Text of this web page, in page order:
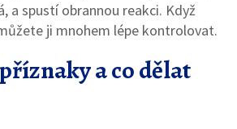
a spustí obrannou reakci. Když
ji mnohem lépe kontrolovat.
a co dělat